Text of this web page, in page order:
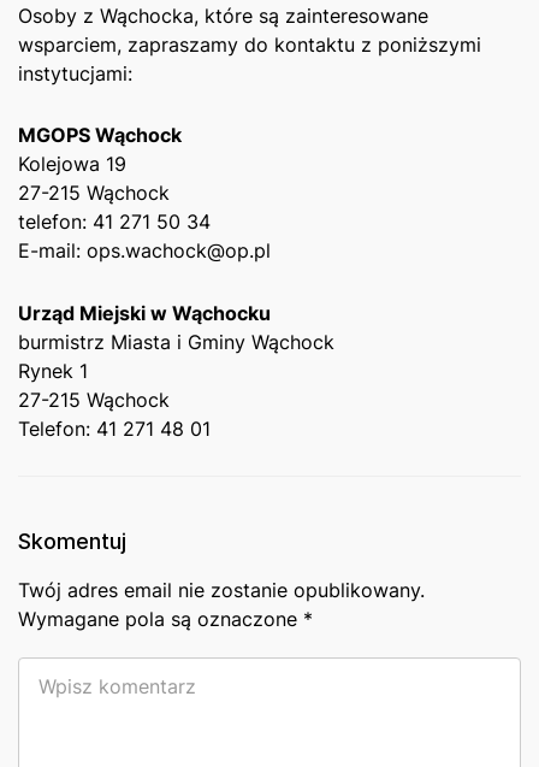
Osoby z Wąchocka,‌ które są zainteresowane
wsparciem, zapraszamy do kontaktu z poniższymi
instytucjami:
MGOPS Wąchock
Kolejowa 19
27-215 Wąchock
telefon: 41 ⁣271 50 34
E-mail: ops.wachock@op.pl
Urząd Miejski w Wąchocku
burmistrz Miasta i Gminy Wąchock
Rynek 1
27-215‍ Wąchock
Telefon: 41 271 48 01
Skomentuj
Twój adres email nie zostanie opublikowany.
Wymagane pola są oznaczone *